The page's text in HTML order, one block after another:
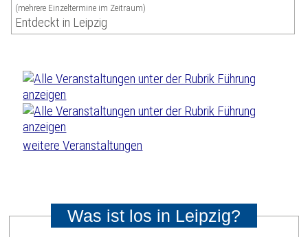
(mehrere Einzeltermine im Zeitraum)
Entdeckt in Leipzig
weitere Veranstaltungen
Was ist los in Leipzig?